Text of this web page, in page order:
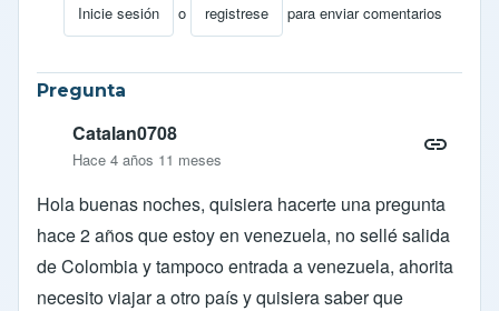
Inicie sesión o registrese para enviar comentarios
En respuesta a SELLADO DE PASAPORTESpor
Pregunta
Catalan0708
Hace 4 años 11 meses
Hola buenas noches, quisiera hacerte una pregunta
hace 2 años que estoy en venezuela, no sellé salida
de Colombia y tampoco entrada a venezuela, ahorita
necesito viajar a otro país y quisiera saber que